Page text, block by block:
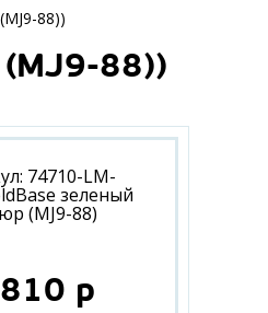
88))
(MJ9-88))
74710-LM-
зеленый
(MJ9-88)
p